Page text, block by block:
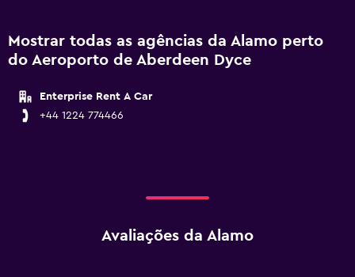
Mostrar todas as agências da Alamo perto
do Aeroporto de Aberdeen Dyce
Enterprise Rent A Car
+44 1224 774466
Avaliações da Alamo